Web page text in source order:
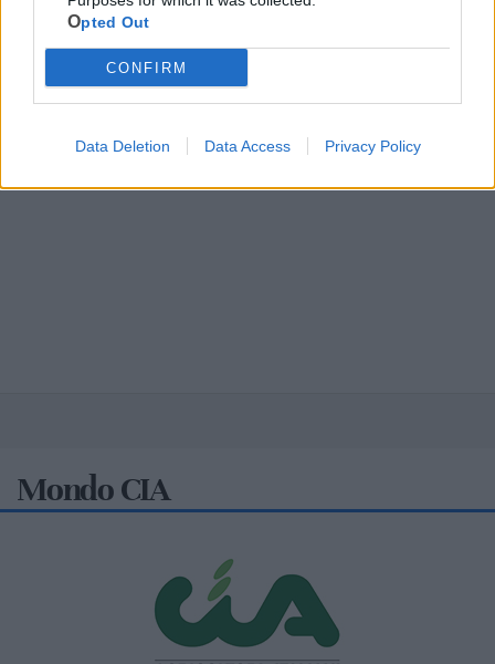
Opted Out
CONFIRM
Data Deletion Data Access Privacy Policy
Mondo CIA